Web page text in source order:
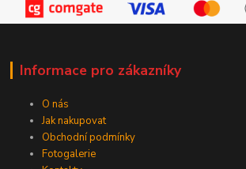
Informace pro zákazníky
O nás
Jak nakupovat
Obchodní podmínky
Fotogalerie